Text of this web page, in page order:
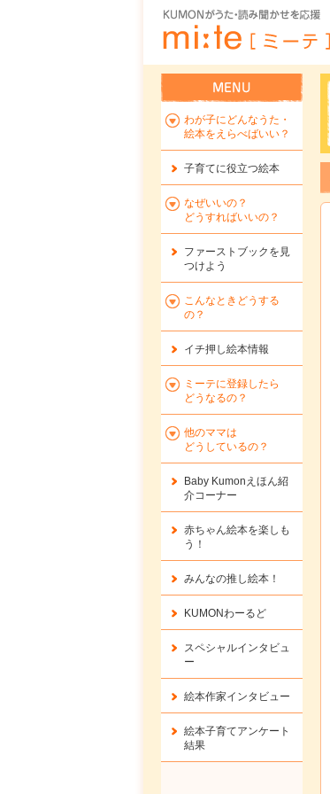
わが子にどんなうた・
絵本をえらべばいい？
子育てに役立つ絵本
なぜいいの？
どうすればいいの？
ファーストブックを 見
つけよう
こんなときどうする
の？
イチ押し絵本情報
ミーテに登録したら
どうなるの？
他のママは
どうしているの？
Baby Kumonえほん紹
介コーナー
赤ちゃん絵本を楽しも
う！
みんなの推し絵本！
KUMONわーるど
スペシャルインタビュ
ー
絵本作家インタビュー
絵本子育てアンケート
結果